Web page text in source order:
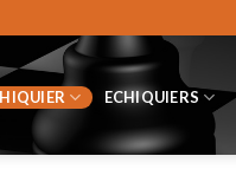
ECHIQUIERS